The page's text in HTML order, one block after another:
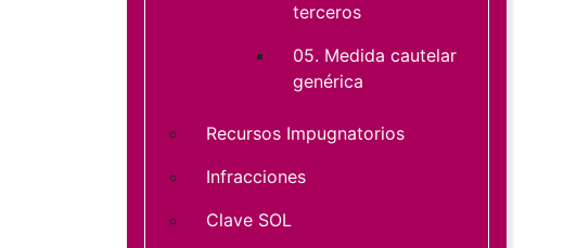
terceros
05. Medida cautelar
genérica
Recursos Impugnatorios
Infracciones
Clave SOL